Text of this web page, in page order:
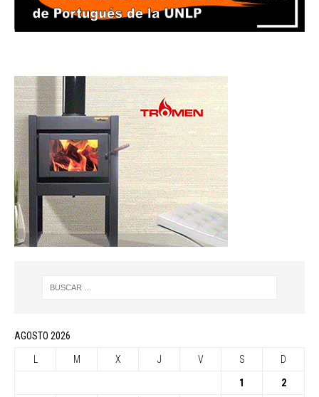
AGOSTO 2026
L M X J V S D
1 2